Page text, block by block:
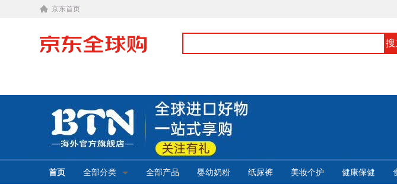
京东首页
搜
首页 全部分类 全部产品 婴幼奶粉 纸尿裤 美妆个护 健康保健